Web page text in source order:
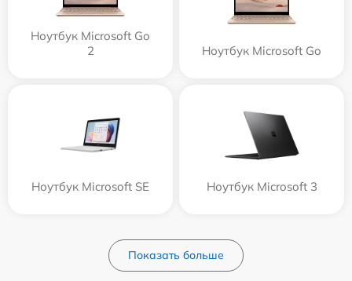
Ноутбук Microsoft Go
2
Ноутбук Microsoft Go
Ноутбук Microsoft SE Ноутбук Microsoft 3
Показать больше